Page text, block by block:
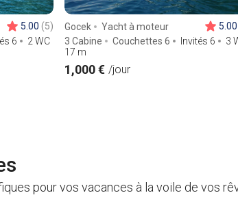
6
2 WC
5.00 (5) Gocek
Yacht à moteur
3 Cabine
Couchettes 6 Invités 6
3
17 m
1,000 € /jour
5.00
pour vos vacances à la voile de vos